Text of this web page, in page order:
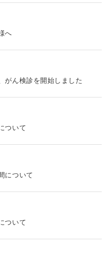
へ
がん検診を開始しました
ついて
について
ついて